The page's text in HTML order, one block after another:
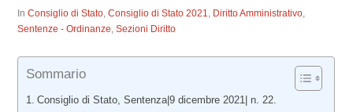
InConsiglio di Stato,Consiglio di Stato 2021, Diritto Amministrativo,
Sentenze - Ordinanze,Sezioni Diritto
Sommario
Consiglio di Stato, Sentenza|9 dicembre 2021| n. 22.